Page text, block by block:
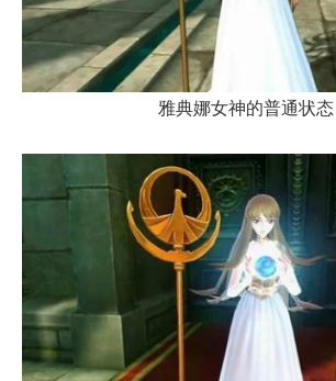
雅典娜女神的普通状态